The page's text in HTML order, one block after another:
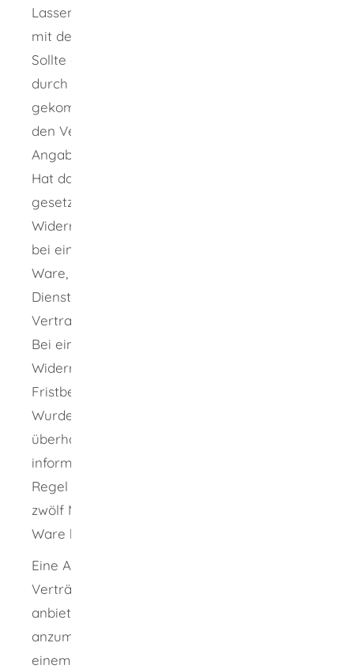
Lassen Sie sich daher auf keine Diskussion
mit dem Anrufer ein und legen Sie auf.
Sollte ein Unternehmen dennoch behaupten,
durch das Telefonat sei ein Vertrag zustande
gekommen, haben Sie in der Regel das Recht,
den Vertrag innerhalb von 14 Tagen ohne
Angabe von Gründen zu widerrufen.
Hat das Unternehmen Sie nach den
gesetzlichen Vorschriften über Ihr
Widerrufsrecht informiert, beginnt diese Frist
bei einem Kaufvertrag mit dem Erhalt der
Ware, bei einem Vertrag über
Dienstleistungen zum Zeitpunkt des
Vertragsabschlusses.
Bei einer späteren Information über das
Widerrufsrecht verschiebt sich der
Fristbeginn entsprechend nach hinten.
Wurden Sie nicht ordnungsgemäß oder
überhaupt nicht über Ihr Widerrufsrecht
informiert, erlischt das Widerrufsrecht in der
Regel erst ein Jahr später als üblich - nach
zwölf Monaten und 14 Tagen ab Erhalt der
Ware beziehungsweise ab Vertragsabschluss.
Eine Ausnahme gilt für Gewinnspieldienste:
Verträge, bei denen ein Unternehmen
anbietet, Sie zur Teilnahme an Gewinnspielen
anzumelden oder zu registrieren, die von
einem Dritten durchgeführt werden, können